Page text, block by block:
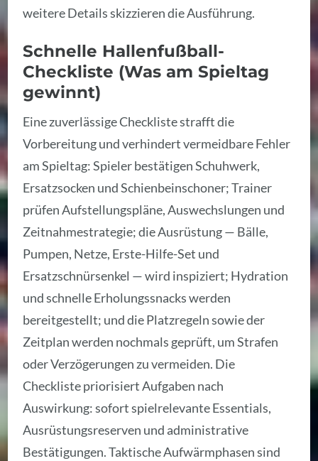
weitere Details skizzieren die Ausführung.
Schnelle Hallenfußball-
Checkliste (Was am Spieltag
gewinnt)
Eine zuverlässige Checkliste strafft die
Vorbereitung und verhindert vermeidbare Fehler
am Spieltag: Spieler bestätigen Schuhwerk,
Ersatzsocken und Schienbeinschoner; Trainer
prüfen Aufstellungspläne, Auswechslungen und
Zeitnahmestrategie; die Ausrüstung — Bälle,
Pumpen, Netze, Erste-Hilfe-Set und
Ersatzschnürsenkel — wird inspiziert; Hydration
und schnelle Erholungssnacks werden
bereitgestellt; und die Platzregeln sowie der
Zeitplan werden nochmals geprüft, um Strafen
oder Verzögerungen zu vermeiden. Die
Checkliste priorisiert Aufgaben nach
Auswirkung: sofort spielrelevante Essentials,
Ausrüstungsreserven und administrative
Bestätigungen. Taktische Aufwärmphasen sind